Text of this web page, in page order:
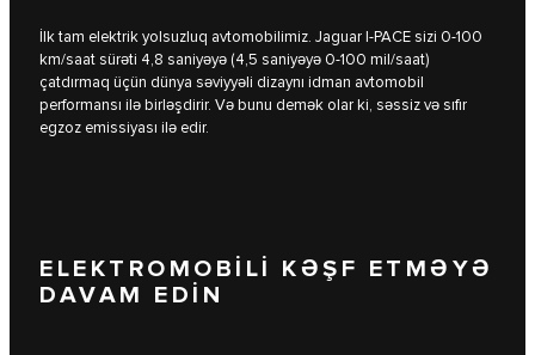
İlk tam elektrik yolsuzluq avtomobilimiz. Jaguar I‑PACE sizi 0-100
km/saat sürəti 4,8 saniyəyə (4,5 saniyəyə 0-100 mil/saat)
çatdırmaq üçün dünya səviyyəli dizaynı idman avtomobil
performansı ilə birləşdirir. Və bunu demək olar ki, səssiz və sıfır
egzoz emissiyası ilə edir.
ELEKTROMOBİLİ KƏŞF ETMƏYƏ
DAVAM EDİN